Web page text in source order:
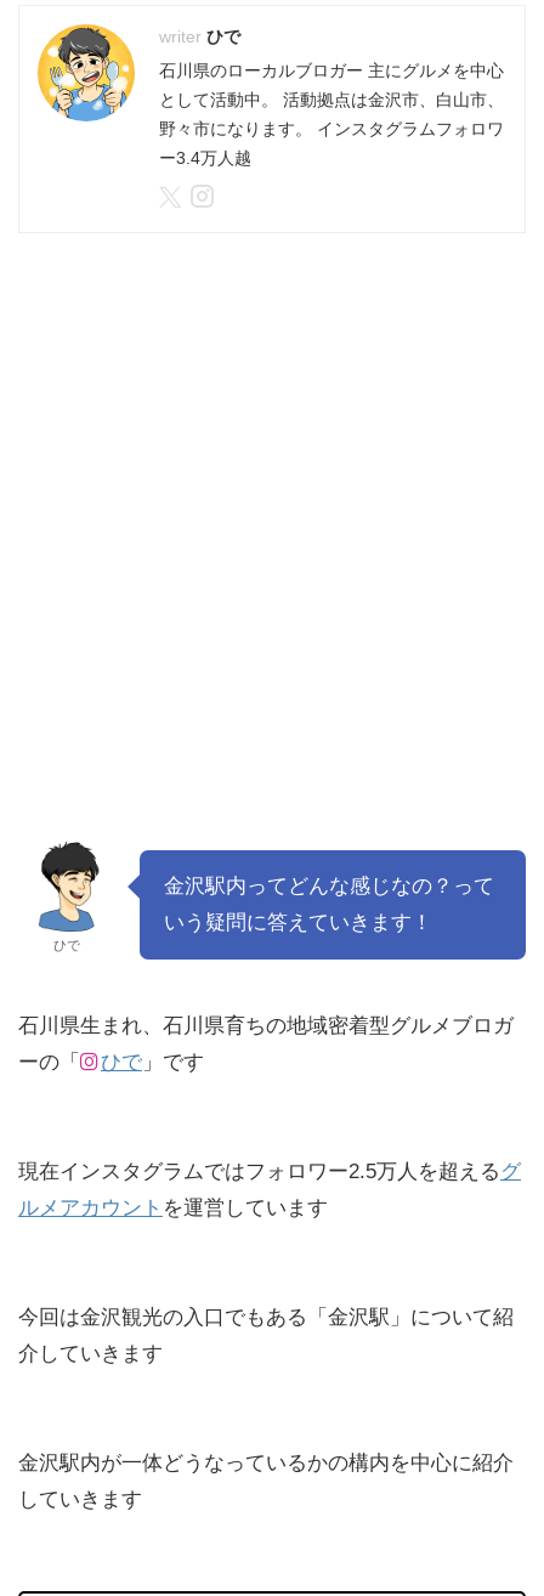
ひで
石川県のローカルブロガー 主にグルメを中心
として活動中。 活動拠点は金沢市、白山市、
野々市になります。 インスタグラムフォロワ
ー3.4万人越
ひで
金沢駅内ってどんな感じなの？って
いう疑問に答えていきます！
石川県生まれ、石川県育ちの地域密着型グルメブロガ
ーの「
ひで 」です
現在インスタグラムではフォロワー2.5万人を超える グ
ルメアカウント を運営しています
今回は金沢観光の入口でもある「金沢駅」について紹
介していきます
金沢駅内が一体どうなっているかの構内を中心に紹介
していきます